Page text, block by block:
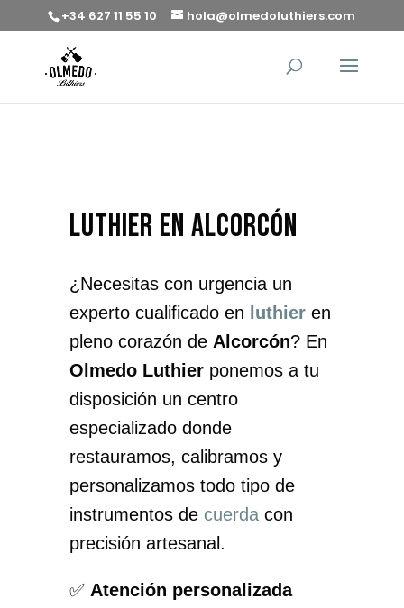
+34 627 11 55 10 hola@olmedoluthiers.com
luthier en Alcorcón
¿Necesitas con urgencia un
experto cualificado en
luthieren
pleno corazón de Alcorcón? En
Olmedo Luthierponemos a tu
disposición un centro
especializado donde
restauramos, calibramos y
personalizamos todo tipo de
instrumentos de cuerdacon
precisión artesanal.
✅ Atención personalizada